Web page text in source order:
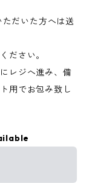
だいた方へは送
ださい。
レジへ進み、備
用でお包み致し